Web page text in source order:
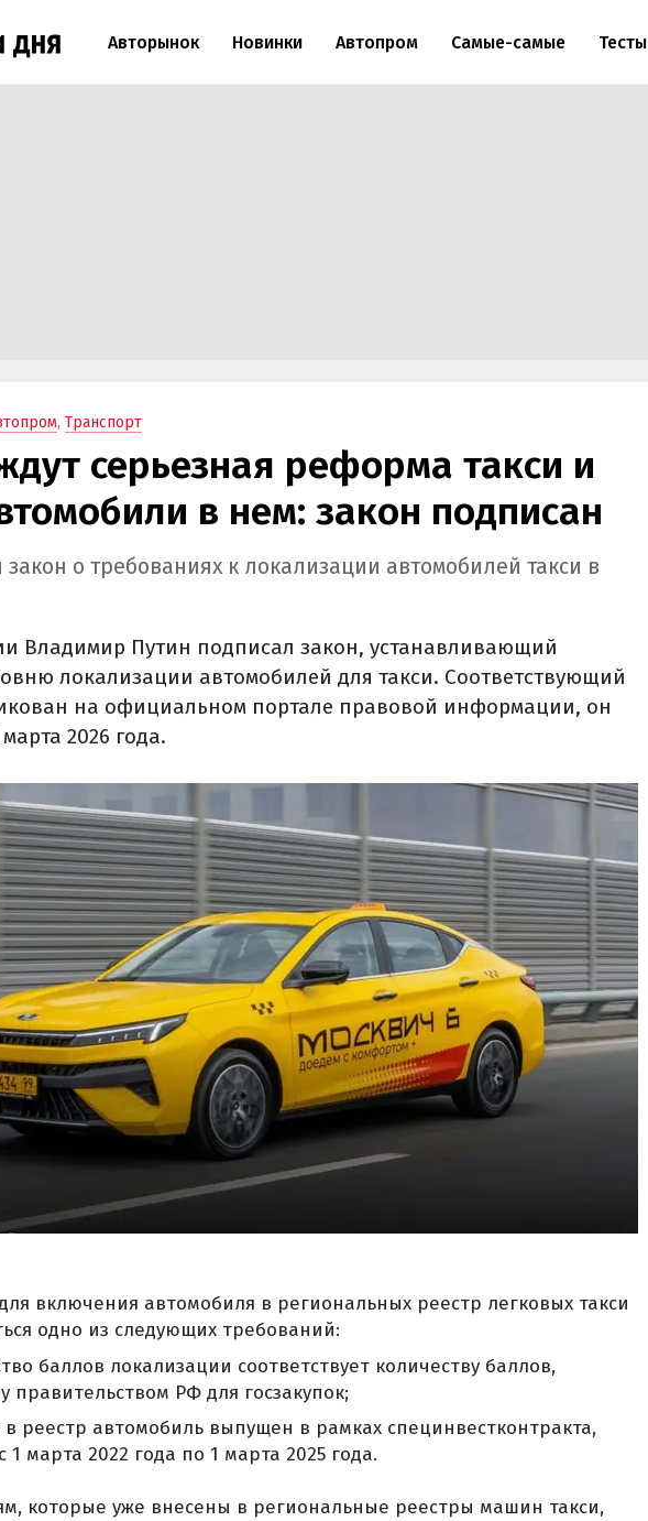
Авторынок Новинки Автопром Самые-самые Тесты
, Транспорт
серьезная реформа такси и
в нем: закон подписан
о требованиях к локализации автомобилей такси в
Владимир Путин подписал закон, устанавливающий
локализации автомобилей для такси. Соответствующий
на официальном портале правовой информации, он
2026 года.
включения автомобиля в региональных реестр легковых такси
одно из следующих требований:
баллов локализации соответствует количеству баллов,
правительством РФ для госзакупок;
реестр автомобиль выпущен в рамках специнвестконтракта,
1 марта 2022 года по 1 марта 2025 года.
которые уже внесены в региональные реестры машин такси,